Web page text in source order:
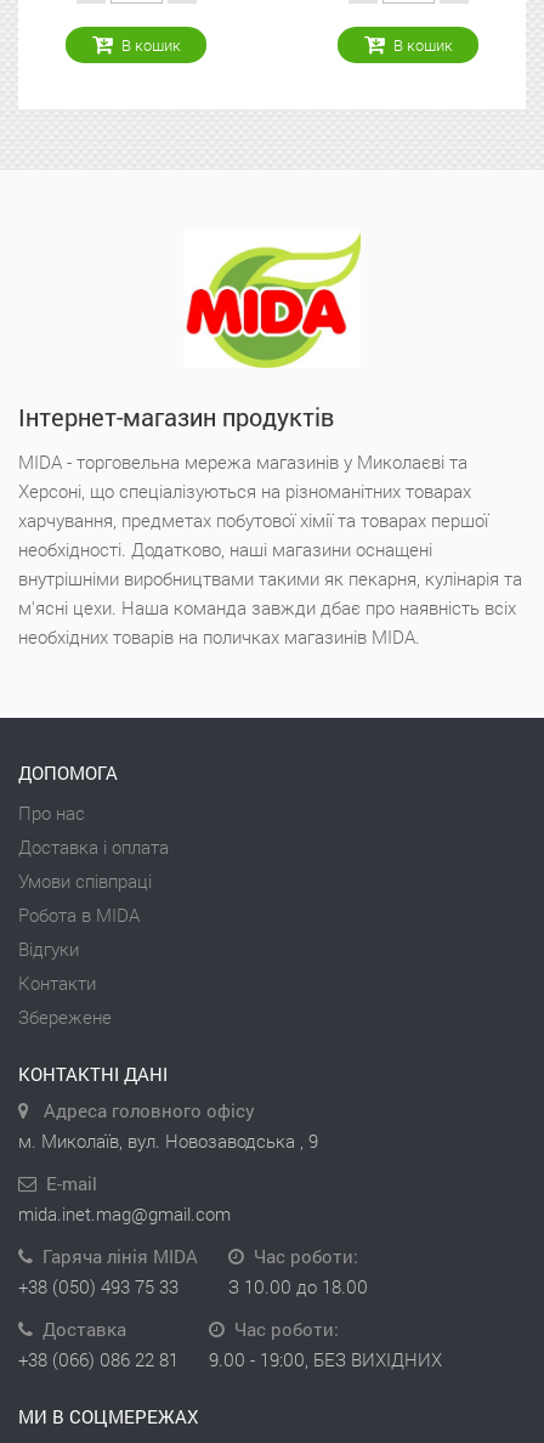
Інтернет-магазин продуктів
MIDA - торговельна мережа магазинів у Миколаєві та
Херсоні, що спеціалізуються на різноманітних товарах
харчування, предметах побутової хімії та товарах першої
необхідності. Додатково, наші магазини оснащені
внутрішніми виробництвами такими як пекарня, кулінарія та
м'ясні цехи. Наша команда завжди дбає про наявність всіх
необхідних товарів на поличках магазинів MIDA.
ДОПОМОГА
Про нас
Доставка і оплата
Умови співпраці
Робота в MIDA
Відгуки
Контакти
Збережене
КОНТАКТНІ ДАНІ
Адреса головного офісу
м. Миколаїв, вул. Новозаводська , 9
E-mail
mida.inet.mag@gmail.com
Гаряча лінія MIDA
+38 (050) 493 75 33
Час роботи:
З 10.00 до 18.00
Доставка
+38 (066) 086 22 81
Час роботи:
9.00 - 19:00, БЕЗ ВИХІДНИХ
МИ В СОЦМЕРЕЖАХ